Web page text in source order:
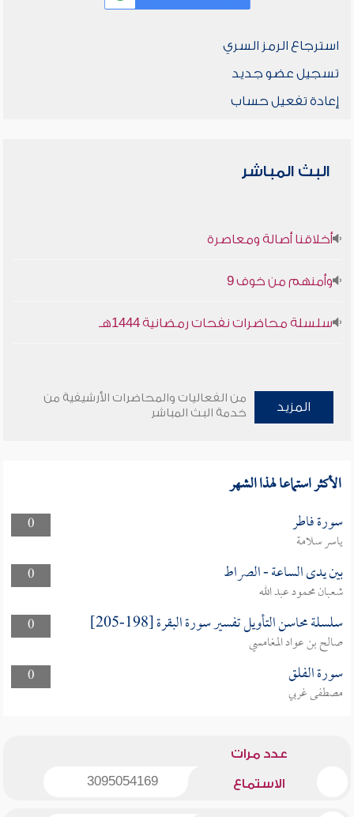
استرجاع الرمز السري
تسجيل عضو جديد
إعادة تفعيل حساب
البث المباشر
أخلاقنا أصالة ومعاصرة
وأمنهم من خوف 9
سلسلة محاضرات نفحات رمضانية 1444هـ
المزيد
من الفعاليات والمحاضرات الأرشيفية من
خدمة البث المباشر
الأكثر استماعا لهذا الشهر
0 سورة فاطر
ياسر سلامة
0
بين يدى الساعة - الصراط
شعبان محمود عبد الله
0
سلسلة محاسن التأويل تفسير سورة البقرة [198-205]
صالح بن عواد المغامسي
0
سورة الفلق
مصطفى غربي
عدد مرات
الاستماع 3095054169